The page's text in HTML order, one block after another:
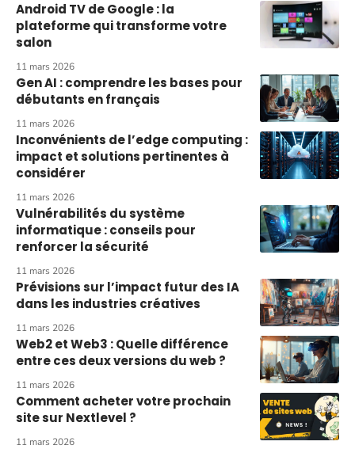
Android TV de Google : la
plateforme qui transforme votre
salon
11 mars 2026
Gen AI : comprendre les bases pour
débutants en français
11 mars 2026
Inconvénients de l’edge computing :
impact et solutions pertinentes à
considérer
11 mars 2026
Vulnérabilités du système
informatique : conseils pour
renforcer la sécurité
11 mars 2026
Prévisions sur l’impact futur des IA
dans les industries créatives
11 mars 2026
Web2 et Web3 : Quelle différence
entre ces deux versions du web ?
11 mars 2026
Comment acheter votre prochain
site sur Nextlevel ?
11 mars 2026